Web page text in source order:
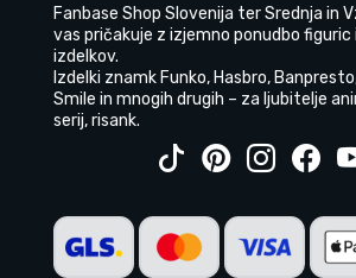
Fanbase Shop Slovenija ter Srednja in
vas pričakuje z izjemno ponudbo
izdelkov.
Izdelki znamk Funko, Hasbro,
Smile in mnogih drugih – za ljubitelje
serij, risank.